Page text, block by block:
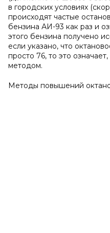
в городских условиях
происходят частые
бензина АИ-93 как раз и
этого бензина получено
если указано, что
просто 76, то это
методом.
Методы повышений